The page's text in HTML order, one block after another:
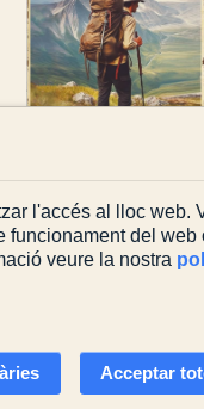
Actualitzada el03/08/
l'accés al lloc web.
funcionament del web
veure la nostra
Acceptar